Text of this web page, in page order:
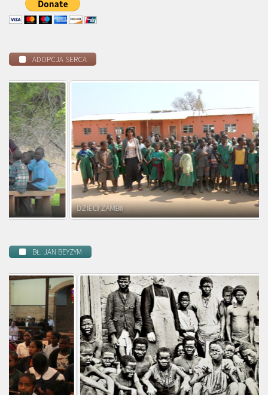
ADOPCJA SERCA
DZIECI ZAMBII
BŁ. JAN BEYZYM